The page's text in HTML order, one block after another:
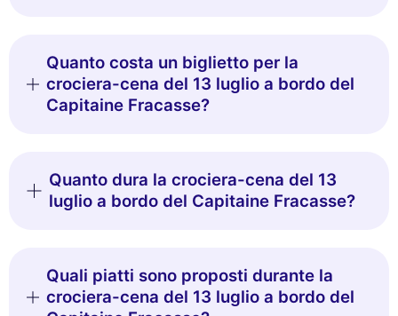
Quanto costa un biglietto per la
crociera-cena del 13 luglio a bordo del
Capitaine Fracasse?
Quanto dura la crociera-cena del 13
luglio a bordo del Capitaine Fracasse?
Quali piatti sono proposti durante la
crociera-cena del 13 luglio a bordo del